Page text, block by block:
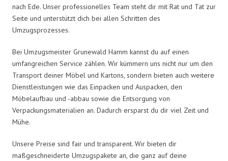
nach Ede. Unser professionelles Team steht dir mit Rat und Tat zur
Seite und unterstützt dich bei allen Schritten des
Umzugsprozesses.
Bei Umzugsmeister Grunewald Hamm kannst du auf einen
umfangreichen Service zählen. Wir kümmern uns nicht nur um den
Transport deiner Möbel und Kartons, sondern bieten auch weitere
Dienstleistungen wie das Einpacken und Auspacken, den
Möbelaufbau und -abbau sowie die Entsorgung von
Verpackungsmaterialien an. Dadurch ersparst du dir viel Zeit und
Mühe.
Unsere Preise sind fair und transparent. Wir bieten dir
maßgeschneiderte Umzugspakete an, die ganz auf deine